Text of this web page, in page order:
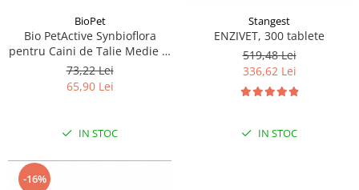
BioPet
Bio PetActive Synbioflora
pentru Caini de Talie Medie si
Mare 60 tablete
73,22 Lei
65,90 Lei
IN STOC
Stangest
ENZIVET, 300 tablete
519,48 Lei
336,62 Lei
IN STOC
-16%